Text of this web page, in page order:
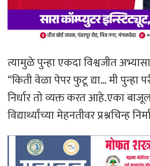
त्यामुळे पुन्हा एकदा विश्वजीत
“किती वेळा पेपर फुटू द्या… मी पुन्हा
निर्धार तो व्यक्त करत आहे.एका
विद्यार्थ्यांच्या मेहनतीवर प्रश्नचिन्ह